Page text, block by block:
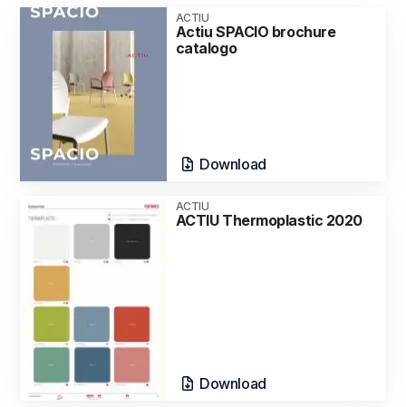
ACTIU
Actiu SPACIO brochure
catalogo
Download
ACTIU
ACTIU Thermoplastic 2020
Download